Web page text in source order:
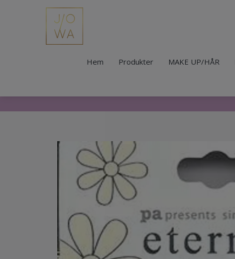
Hem Produkter MAKE UP/HÅR